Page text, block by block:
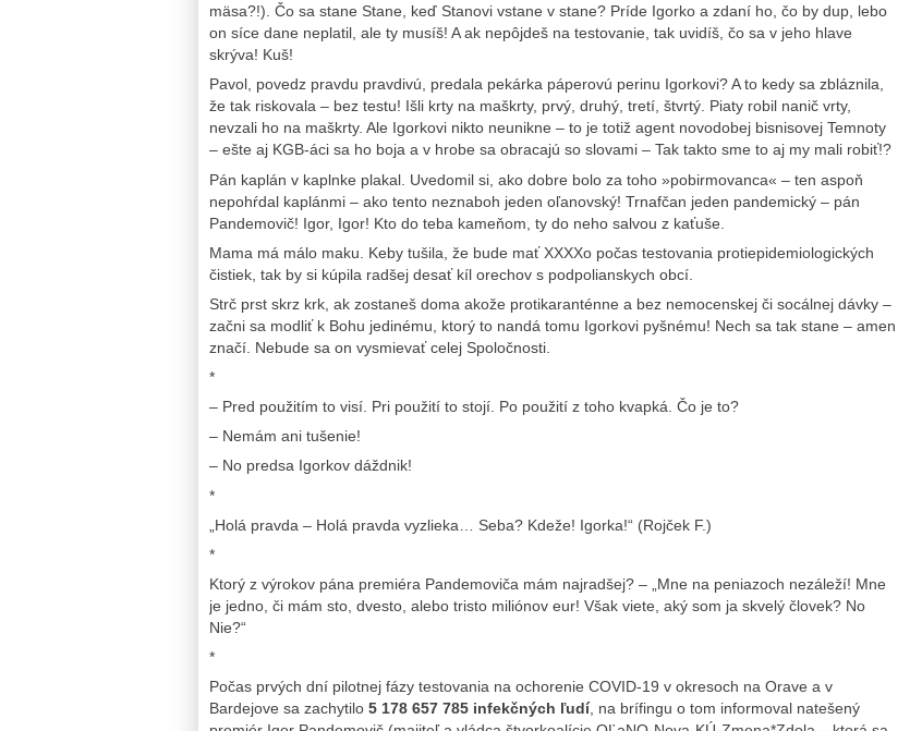
mäsa?!). Čo sa stane Stane, keď Stanovi vstane v stane? Príde Igorko a zdaní ho, čo by dup, lebo
on síce dane neplatil, ale ty musíš! A ak nepôjdeš na testovanie, tak uvidíš, čo sa v jeho hlave
skrýva! Kuš!
Pavol, povedz pravdu pravdivú, predala pekárka páperovú perinu Igorkovi? A to kedy sa zbláznila,
že tak riskovala – bez testu! Išli krty na maškrty, prvý, druhý, tretí, štvrtý. Piaty robil nanič vrty,
nevzali ho na maškrty. Ale Igorkovi nikto neunikne – to je totiž agent novodobej bisnisovej Temnoty
– ešte aj KGB-áci sa ho boja a v hrobe sa obracajú so slovami – Tak takto sme to aj my mali robiť!?
Pán kaplán v kaplnke plakal. Uvedomil si, ako dobre bolo za toho »pobirmovanca« – ten aspoň
nepohŕdal kaplánmi – ako tento neznaboh jeden oľanovský! Trnafčan jeden pandemický – pán
Pandemovič! Igor, Igor! Kto do teba kameňom, ty do neho salvou z kaťuše.
Mama má málo maku. Keby tušila, že bude mať XXXXo počas testovania protiepidemiologických
čistiek, tak by si kúpila radšej desať kíl orechov s podpolianskych obcí.
Strč prst skrz krk, ak zostaneš doma akože protikaranténne a bez nemocenskej či socálnej dávky –
začni sa modliť k Bohu jedinému, ktorý to nandá tomu Igorkovi pyšnému! Nech sa tak stane – amen
značí. Nebude sa on vysmievať celej Spoločnosti.
*
– Pred použitím to visí. Pri použití to stojí. Po použití z toho kvapká. Čo je to?
– Nemám ani tušenie!
– No predsa Igorkov dáždnik!
*
„Holá pravda – Holá pravda vyzlieka… Seba? Kdeže! Igorka!“ (Rojček F.)
*
Ktorý z výrokov pána premiéra Pandemoviča mám najradšej? – „Mne na peniazoch nezáleží! Mne
je jedno, či mám sto, dvesto, alebo tristo miliónov eur! Však viete, aký som ja skvelý človek? No
Nie?“
*
Počas prvých dní pilotnej fázy testovania na ochorenie COVID-19 v okresoch na Orave a v
Bardejove sa zachytilo 5 178 657 785 infekčných ľudí, na brífingu o tom informoval natešený